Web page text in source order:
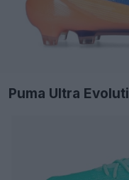
Puma Ultra